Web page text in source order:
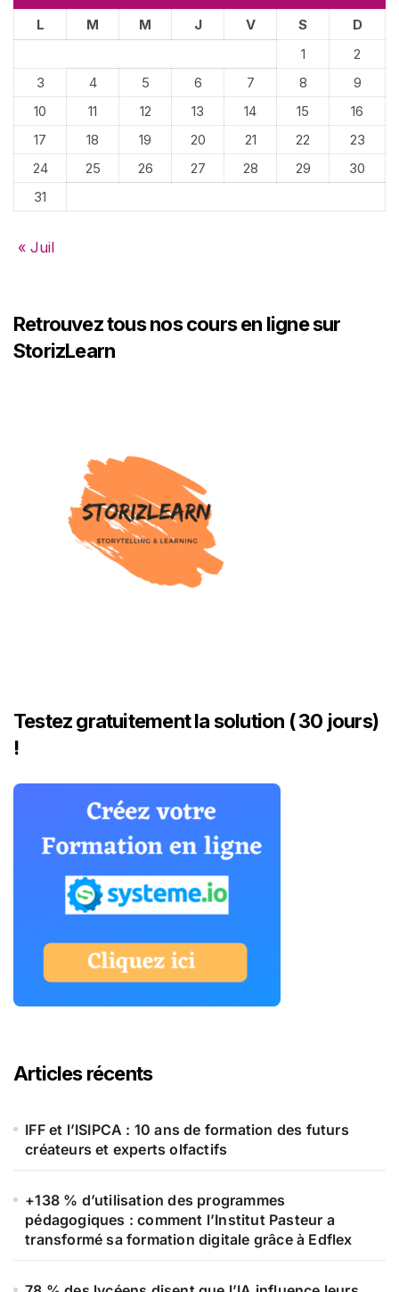
L M M J V S
D
1
2
3
4 5 6 7 8
9
10
11 12 13 14 15
16
17
18 19 20 21 22
23
24
25 26 27 28 29
30
31
« Juil
Retrouvez tous nos cours en ligne sur
StorizLearn
Testez gratuitement la solution ( 30 jours)
!
Articles récents
IFF et l’ISIPCA : 10 ans de formation des futurs
créateurs et experts olfactifs
+138 % d’utilisation des programmes
pédagogiques : comment l’Institut Pasteur a
transformé sa formation digitale grâce à Edflex